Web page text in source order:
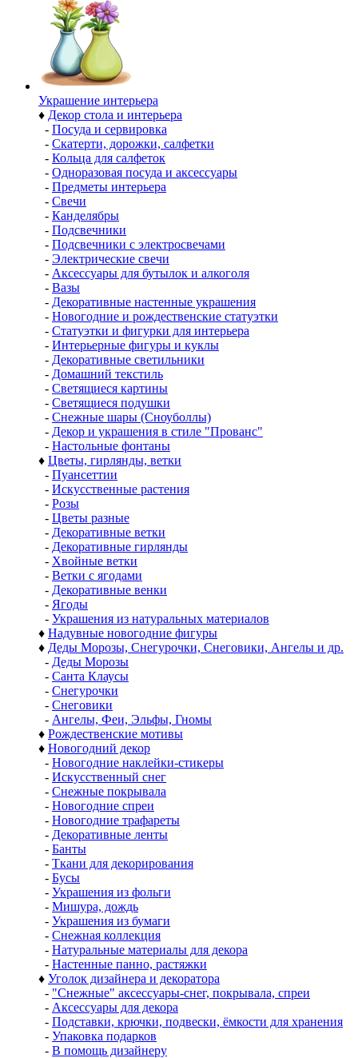
Украшение интерьера
♦ Декор стола и интерьера
- Посуда и сервировка
- Скатерти, дорожки, салфетки
- Кольца для салфеток
- Одноразовая посуда и аксессуары
- Предметы интерьера
- Свечи
- Канделябры
- Подсвечники
- Подсвечники с электросвечами
- Электрические свечи
- Аксессуары для бутылок и алкоголя
- Вазы
- Декоративные настенные украшения
- Новогодние и рождественские статуэтки
- Статуэтки и фигурки для интерьера
- Интерьерные фигуры и куклы
- Декоративные светильники
- Домашний текстиль
- Светящиеся картины
- Светящиеся подушки
- Снежные шары (Сноуболлы)
- Декор и украшения в стиле "Прованс"
- Настольные фонтаны
♦ Цветы, гирлянды, ветки
- Пуансеттии
- Искусственные растения
- Розы
- Цветы разные
- Декоративные ветки
- Декоративные гирлянды
- Хвойные ветки
- Ветки с ягодами
- Декоративные венки
- Ягоды
- Украшения из натуральных материалов
♦ Надувные новогодние фигуры
♦ Деды Морозы, Снегурочки, Снеговики, Ангелы и др.
- Деды Морозы
- Санта Клаусы
- Снегурочки
- Снеговики
- Ангелы, Феи, Эльфы, Гномы
♦ Рождественские мотивы
♦ Новогодний декор
- Новогодние наклейки-стикеры
- Искусственный снег
- Снежные покрывала
- Новогодние спреи
- Новогодние трафареты
- Декоративные ленты
- Банты
- Ткани для декорирования
- Бусы
- Украшения из фольги
- Мишура, дождь
- Украшения из бумаги
- Снежная коллекция
- Натуральные материалы для декора
- Настенные панно, растяжки
♦ Уголок дизайнера и декоратора
- "Снежные" аксессуары-снег, покрывала, спреи
- Аксессуары для декора
- Подставки, крючки, подвески, ёмкости для хранения
- Упаковка подарков
- В помощь дизайнеру